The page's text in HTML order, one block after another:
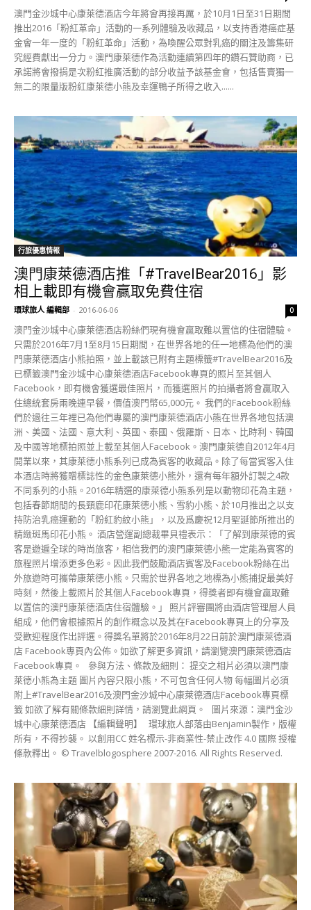
澳門金沙城中心康萊德酒店今年將會再接再厲，於10月1日至31日期間
推出2016「粉紅革命」活動的一系列體驗及收藏品，以支持香港癌症基
金會一年一度的「粉紅革命」活動，為喚醒公眾對乳癌的關注及籌集研
究經費獻出一分力。澳門康萊德作為活動連續第四年的鑽石贊助商，已
承諾將會撥捐是次粉紅推廣活動的部分收益予該基金會，包括售賣獨一
無二的限量版粉紅康萊德小熊及幸運鴨子所得之收入......
行旅優惠情報
澳門康萊德酒店推「#TravelBear2016」影
相上載即有機會贏取免費住宿
環球旅人 編輯部 - 2016-06-06 0
澳門金沙城中心康萊德酒店粉絲們現有機會贏取難以置信的住宿體驗。
只需於2016年7月1至8月15日期間，在世界各地的任一地標為他們的澳
門康萊德酒店小熊拍照，並上載該已附有主題標籤#TravelBear2016及
已標籤澳門金沙城中心康萊德酒店Facebook專頁的照片至其個人
Facebook，即有機會獲選最佳照片，而獲選照片的拍攝者將會贏取入
住總統套房兩晚連早餐，價值澳門幣65,000元。 我們的Facebook粉絲
們於過往三年裡已為他們專屬的澳門康萊德酒店小熊在世界各地包括澳
洲、美國、法國、意大利、英國、泰國、俄羅斯、日本、比時利、韓國
及中國等地標拍照並上載至其個人Facebook。澳門康萊德自2012年4月
開業以來，其康萊德小熊系列已成為賓客的收藏品。除了每當賓客入住
本酒店時將獲贈標誌性的金色康萊德小熊外，還有每年額外訂製之4款
不同系列的小熊。2016年精選的康萊德小熊系列是以動物印花為主題，
包括春節期間的長頸鹿印花康萊德小熊、雪豹小熊、於10月推出之以支
持防治乳癌運動的「粉紅豹紋小熊」，以及爲慶祝12月聖誕節所推出的
精緻斑馬印花小熊。 酒店營運副總裁畢貝禮表示：「了解到康萊德的賓
客是遊遍全球的時尚旅客，相信我們的澳門康萊德小熊一定能為賓客的
旅程照片增添更多色彩。因此我們鼓勵酒店賓客及Facebook粉絲在出
外旅遊時可攜帶康萊德小熊。只需於世界各地之地標為小熊捕捉最美好
時刻，然後上載照片於其個人Facebook專頁，得獎者即有機會贏取難
以置信的澳門康萊德酒店住宿體驗。」 照片評審團將由酒店管理層人員
組成，他們會根據照片的創作概念以及其在Facebook專頁上的分享及
受歡迎程度作出評選。得獎名單將於2016年8月22日前於澳門康萊德酒
店 Facebook專頁內公佈。如欲了解更多資訊，請瀏覽澳門康萊德酒店
Facebook專頁。 參與方法、條款及細則： 提交之相片必須以澳門康
萊德小熊為主題 圖片內容只限小熊，不可包含任何人物 每幅圖片必須
附上#TravelBear2016及澳門金沙城中心康萊德酒店Facebook專頁標
籤 如欲了解有關條款細則詳情，請瀏覽此網頁。 圖片來源：澳門金沙
城中心康萊德酒店 【編輯聲明】 環球旅人部落由Benjamin製作，版權
所有，不得抄襲。 以創用CC 姓名標示-非商業性-禁止改作 4.0 國際 授權
條款釋出。 © Travelblogosphere 2007-2016. All Rights Reserved.